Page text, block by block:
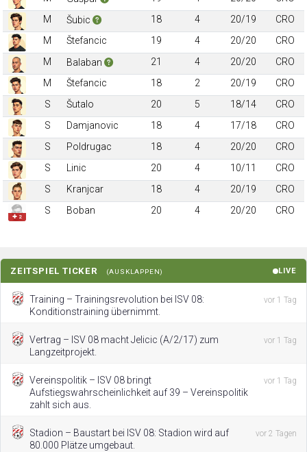
M
Šubic 18 4 20/19
CRO
M
Štefancic 19 4 20/20
CRO
M
Balaban 21 4 20/20
CRO
M
Štefancic 18 2 20/19
CRO
S
Šutalo 20 5 18/14
CRO
S
Damjanovic 18 4 17/18
CRO
S
Poldrugac 18 4 20/20
CRO
S
Linic 20 4 10/11
CRO
S
Kranjcar 18 4 20/19 CRO
✚ 2
S Boban 20 4 20/20 CRO
ZEITSPIEL TICKER (AUSKLAPPEN) LIVE
Training – Trainingsrevolution bei ISV 08:
Konditionstraining übernimmt.
vor 1 Tag
Vertrag – ISV 08 macht Jelicic (A/2/17) zum
Langzeitprojekt.
vor 1 Tag
Vereinspolitik – ISV 08 bringt
Aufstiegswahrscheinlichkeit auf 39 – Vereinspolitik
zahlt sich aus.
vor 1 Tag
Stadion – Baustart bei ISV 08: Stadion wird auf
80.000 Plätze umgebaut.
vor 2 Tagen